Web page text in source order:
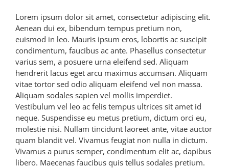
Lorem ipsum dolor sit amet, consectetur adipiscing elit.
Aenean dui ex, bibendum tempus pretium non,
euismod in leo. Mauris ipsum eros, lobortis ac suscipit
condimentum, faucibus ac ante. Phasellus consectetur
varius sem, a posuere urna eleifend sed. Aliquam
hendrerit lacus eget arcu maximus accumsan. Aliquam
vitae tortor sed odio aliquam eleifend vel non massa.
Aliquam sodales sapien vel mollis imperdiet.
Vestibulum vel leo ac felis tempus ultrices sit amet id
neque. Suspendisse eu metus pretium, dictum orci eu,
molestie nisi. Nullam tincidunt laoreet ante, vitae auctor
quam blandit vel. Vivamus feugiat non nulla in dictum.
Vivamus a purus semper, condimentum elit ac, dapibus
libero. Maecenas faucibus quis tellus sodales pretium.